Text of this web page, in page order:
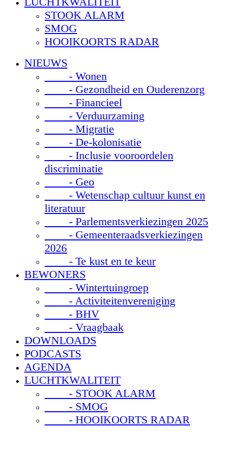
STOOK ALARM
SMOG
HOOIKOORTS RADAR
NIEUWS
- Wonen
- Gezondheid en Ouderenzorg
- Financieel
- Verduurzaming
- Migratie
- De-kolonisatie
- Inclusie vooroordelen
discriminatie
- Geo
- Wetenschap cultuur kunst en
literatuur
- Parlementsverkiezingen 2025
- Gemeenteraadsverkiezingen
2026
- Te kust en te keur
BEWONERS
- Wintertuingroep
- Activiteitenvereniging
- BHV
- Vraagbaak
DOWNLOADS
PODCASTS
AGENDA
LUCHTKWALITEIT
- STOOK ALARM
- SMOG
- HOOIKOORTS RADAR